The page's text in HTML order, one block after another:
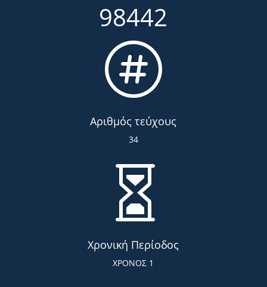
98442

Αριθμός τεύχους
34

Χρονική Περίοδος
ΧΡΟΝΟΣ 1